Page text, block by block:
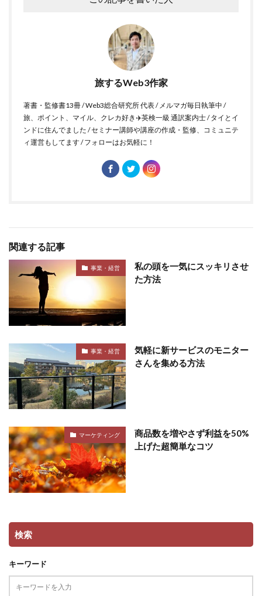
旅するWeb3作家
著書・監修書13冊 / Web3総合研究所 代表 / メルマガ毎日執筆中 /
旅、ポイント、マイル、クレカ好き✈️英検一級 通訳案内士 / タイとイ
ンドに住んでました / セミナー講師や講座の作成・監修、コミュニテ
ィ運営もしてます / フォローはお気軽に！
関連する記事
事業・経営
私の頭を一気にスッキリさせ
た方法
事業・経営
気軽に新サービスのモニター
さんを集める方法
マーケティング
商品数を増やさず利益を50%
上げた超簡単なコツ
検索
キーワード